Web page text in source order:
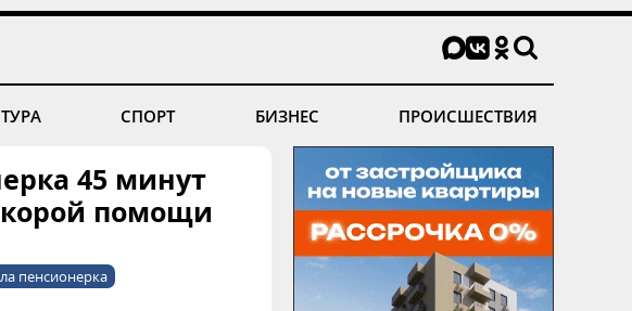
СПОРТ БИЗНЕС ПРОИСШЕСТВИЯ
45 минут
помощи
пенсионерка